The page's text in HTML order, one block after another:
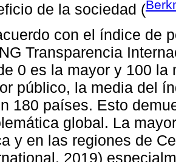
de la sociedad (
con el índice de
Transparencia
0 es la mayor y 100 la
público, la media del
180 países. Esto
global. La
y en las regiones de
2019)